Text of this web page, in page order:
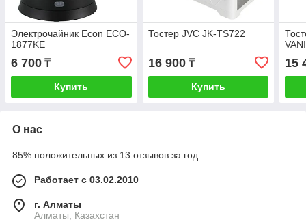
Электрочайник Econ ECO-
1877KE
6 700 ₸
Купить
Тостер JVC JK-TS722
16 900₸
Купить
15
О нас
85% положительных из 13 отзывов за год
Работает с 03.02.2010
г. Алматы
Алматы, Казахстан